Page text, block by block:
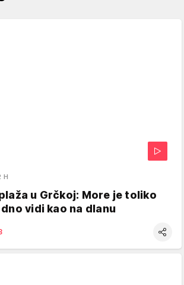
H
u Grčkoj: More je toliko
vidi kao na dlanu